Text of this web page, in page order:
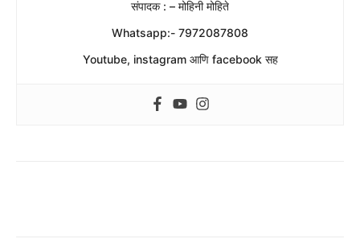
संपादक : – मोहिनी मोहिते
Whatsapp:- 7972087808
Youtube, instagram आणि facebook सह